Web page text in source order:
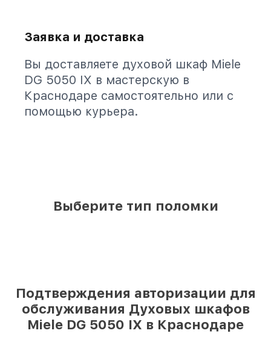
Заявка и доставка
Вы доставляете духовой шкаф Miele
DG 5050 IX в мастерскую в
Краснодаре самостоятельно или с
помощью курьера.
Выберите тип поломки
Подтверждения авторизации для
обслуживания Духовых шкафов
Miele DG 5050 IX в Краснодаре